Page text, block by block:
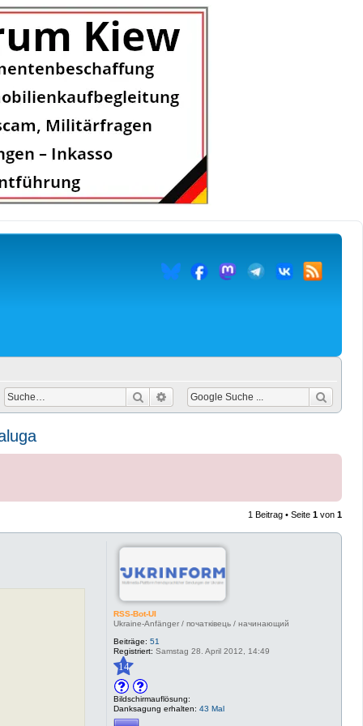
Suche Erweiterte Suche
1 Beitrag • Seite 1 von 1
RSS-Bot-UI
Ukraine-Anfänger / початківець / начинающий
Beiträge: 51
Registriert: Samstag 28. April 2012, 14:49
14
Bildschirmauflösung:
Danksagung erhalten: 43 Mal